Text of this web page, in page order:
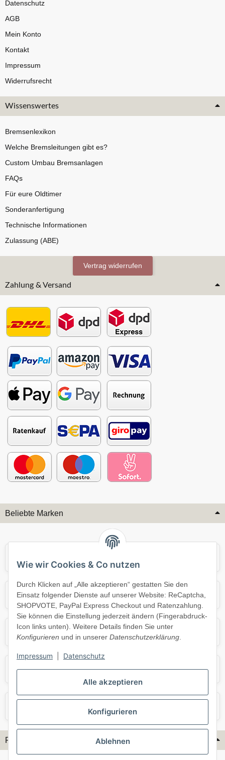
Alle akzeptieren
Konfigurieren
Ablehnen
Wie wir Cookies & Co nutzen
Durch Klicken auf „Alle akzeptieren“ gestatten Sie den
Einsatz folgender Dienste auf unserer Website: ReCaptcha,
SHOPVOTE, PayPal Express Checkout und Ratenzahlung.
Sie können die Einstellung jederzeit ändern (Fingerabdruck-
Icon links unten). Weitere Details finden Sie unter
Konfigurieren und in unserer Datenschutzerklärung.
Impressum Datenschutz
Datenschutz
AGB
Mein Konto
Kontakt
Impressum
Widerrufsrecht
Wissenswertes
Bremsenlexikon
Welche Bremsleitungen gibt es?
Custom Umbau Bremsanlagen
FAQs
Für eure Oldtimer
Sonderanfertigung
Technische Informationen
Zulassung (ABE)
Vertrag widerrufen
Zahlung & Versand
Beliebte Marken
Mercedes Mini
Opel Porsche
Skoda Smart
Flex-Hydraulik...